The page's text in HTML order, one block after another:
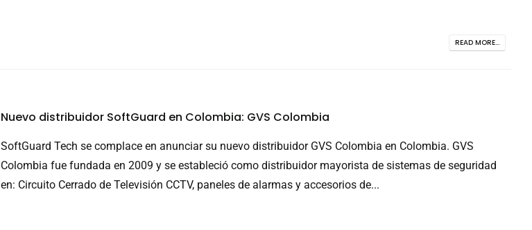
READ MORE...
Nuevo distribuidor SoftGuard en Colombia: GVS Colombia
SoftGuard Tech se complace en anunciar su nuevo distribuidor GVS Colombia en Colombia. GVS
Colombia fue fundada en 2009 y se estableció como distribuidor mayorista de sistemas de seguridad
en: Circuito Cerrado de Televisión CCTV, paneles de alarmas y accesorios de...